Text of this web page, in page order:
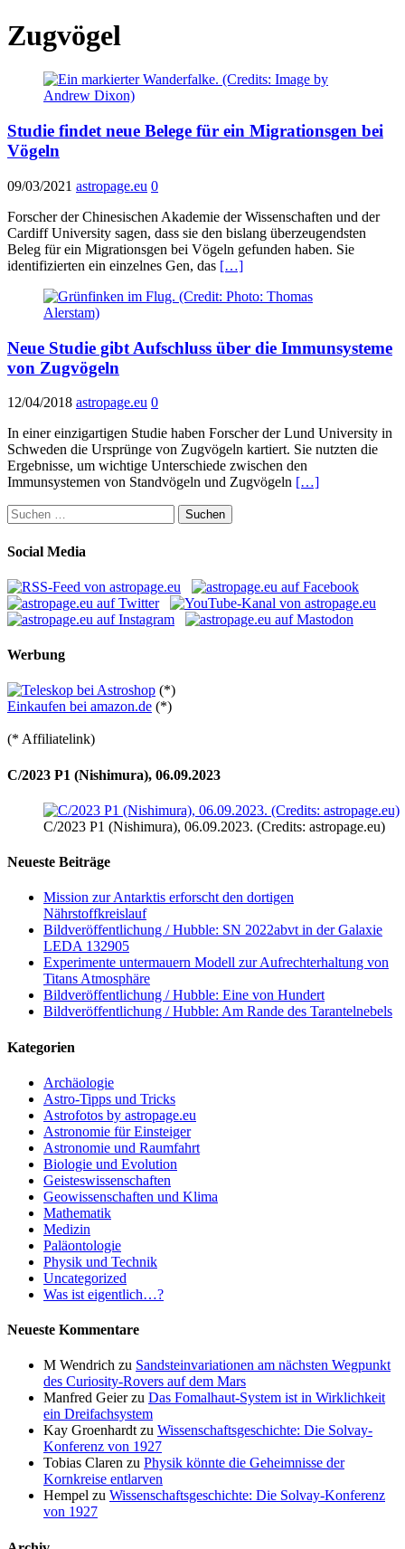
Zugvögel
Studie findet neue Belege für ein Migrationsgen bei
Vögeln
09/03/2021 astropage.eu 0
Forscher der Chinesischen Akademie der Wissenschaften und der
Cardiff University sagen, dass sie den bislang überzeugendsten
Beleg für ein Migrationsgen bei Vögeln gefunden haben. Sie
identifizierten ein einzelnes Gen, das […]
Neue Studie gibt Aufschluss über die Immunsysteme
von Zugvögeln
12/04/2018 astropage.eu 0
In einer einzigartigen Studie haben Forscher der Lund University in
Schweden die Ursprünge von Zugvögeln kartiert. Sie nutzten die
Ergebnisse, um wichtige Unterschiede zwischen den
Immunsystemen von Standvögeln und Zugvögeln […]
Suchen
nach:
Social Media
Werbung
(*)
Einkaufen bei amazon.de (*)
(* Affiliatelink)
C/2023 P1 (Nishimura), 06.09.2023
C/2023 P1 (Nishimura), 06.09.2023. (Credits: astropage.eu)
Neueste Beiträge
Mission zur Antarktis erforscht den dortigen
Nährstoffkreislauf
Bildveröffentlichung / Hubble: SN 2022abvt in der Galaxie
LEDA 132905
Experimente untermauern Modell zur Aufrechterhaltung von
Titans Atmosphäre
Bildveröffentlichung / Hubble: Eine von Hundert
Bildveröffentlichung / Hubble: Am Rande des Tarantelnebels
Kategorien
Archäologie
Astro-Tipps und Tricks
Astrofotos by astropage.eu
Astronomie für Einsteiger
Astronomie und Raumfahrt
Biologie und Evolution
Geisteswissenschaften
Geowissenschaften und Klima
Mathematik
Medizin
Paläontologie
Physik und Technik
Uncategorized
Was ist eigentlich…?
Neueste Kommentare
M Wendrich zu Sandsteinvariationen am nächsten Wegpunkt
des Curiosity-Rovers auf dem Mars
Manfred Geierzu Das Fomalhaut-System ist in Wirklichkeit
ein Dreifachsystem
Kay Groenhardtzu Wissenschaftsgeschichte: Die Solvay-
Konferenz von 1927
Tobias Claren zu Physik könnte die Geheimnisse der
Kornkreise entlarven
Hempel zu Wissenschaftsgeschichte: Die Solvay-Konferenz
von 1927